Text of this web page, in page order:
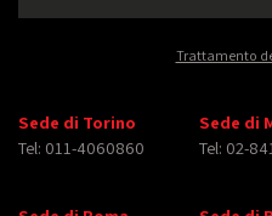
Trattamento
Sede di Torino
Tel: 011-4060860
Sede di
Tel: 02-